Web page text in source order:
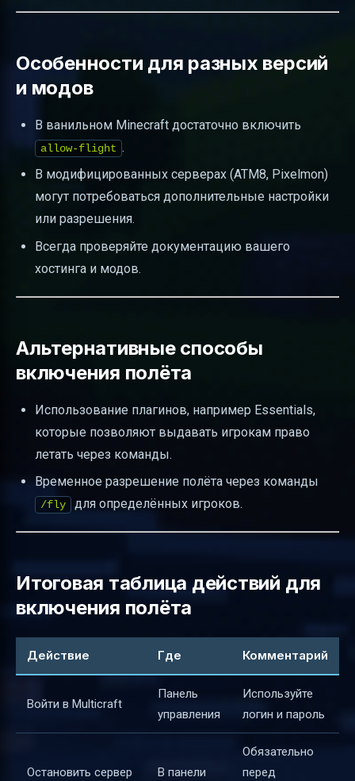
Особенности для разных версий
и модов
В ванильном Minecraft достаточно включить
allow-flight .
В модифицированных серверах (ATM8, Pixelmon)
могут потребоваться дополнительные настройки
или разрешения.
Всегда проверяйте документацию вашего
хостинга и модов.
Альтернативные способы
включения полёта
Использование плагинов, например Essentials,
которые позволяют выдавать игрокам право
летать через команды.
Временное разрешение полёта через команды
/fly для определённых игроков.
Итоговая таблица действий для
включения полёта
Действие Где Комментарий
Войти в Multicraft
Панель
управления
Используйте
логин и пароль
Остановить сервер В панели
Обязательно
перед